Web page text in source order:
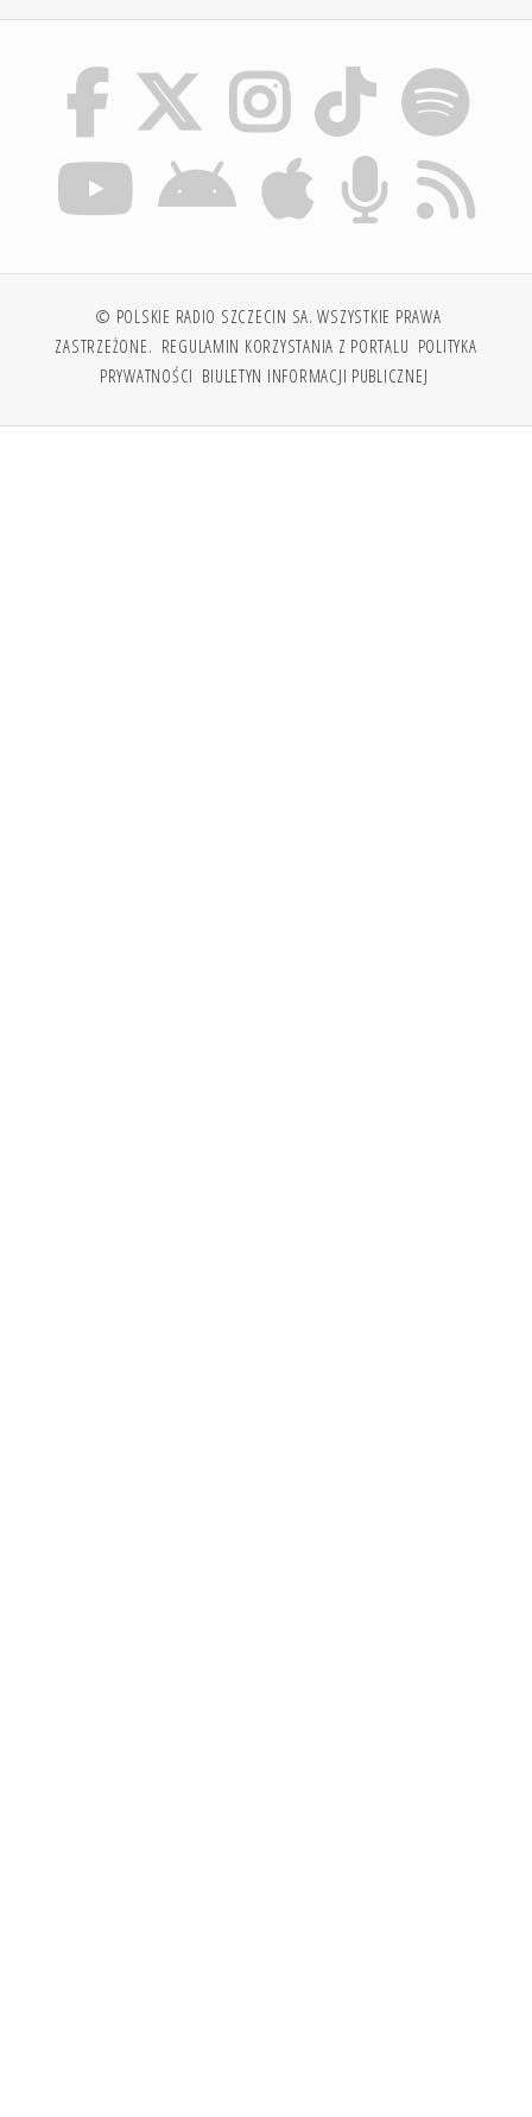
© POLSKIE RADIO SZCZECIN SA. WSZYSTKIE PRAWA
ZASTRZEŻONE. REGULAMIN KORZYSTANIA Z PORTALU POLITYKA
PRYWATNOŚCI BIULETYN INFORMACJI PUBLICZNEJ